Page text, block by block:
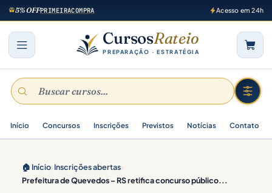
5% OFFPRIMEIRACOMPRA Acesso em 24h
CursosRateio
PREPARAÇÃO · ESTRATÉGIA
Início Concursos Inscrições Previstos Notícias Contato
🏠 Início›Inscrições abertas›
Prefeitura de Quevedos – RS retifica concurso público...